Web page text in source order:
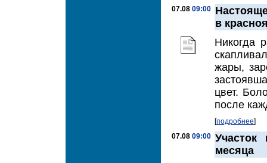
07.08 09:00
в
Никогда
жары,
цвет.
после
[подробнее]
07.08 09:00
месяца